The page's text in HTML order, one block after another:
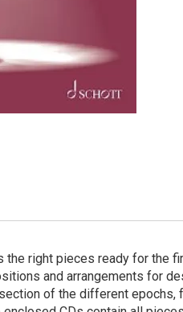
the right pieces ready for the
and arrangements for
of the different epochs,